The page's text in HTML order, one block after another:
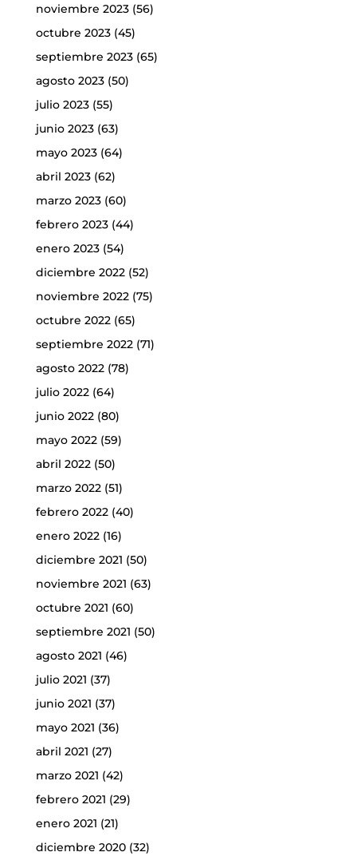
noviembre 2023(56)
octubre 2023(45)
septiembre 2023(65)
agosto 2023(50)
julio 2023(55)
junio 2023(63)
mayo 2023(64)
abril 2023(62)
marzo 2023(60)
febrero 2023(44)
enero 2023(54)
diciembre 2022(52)
noviembre 2022(75)
octubre 2022(65)
septiembre 2022(71)
agosto 2022(78)
julio 2022(64)
junio 2022(80)
mayo 2022(59)
abril 2022(50)
marzo 2022(51)
febrero 2022(40)
enero 2022(16)
diciembre 2021 (50)
noviembre 2021 (63)
octubre 2021 (60)
septiembre 2021 (50)
agosto 2021 (46)
julio 2021 (37)
junio 2021 (37)
mayo 2021 (36)
abril 2021 (27)
marzo 2021 (42)
febrero 2021 (29)
enero 2021 (21)
diciembre 2020(32)